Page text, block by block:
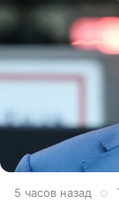
5 часов назад